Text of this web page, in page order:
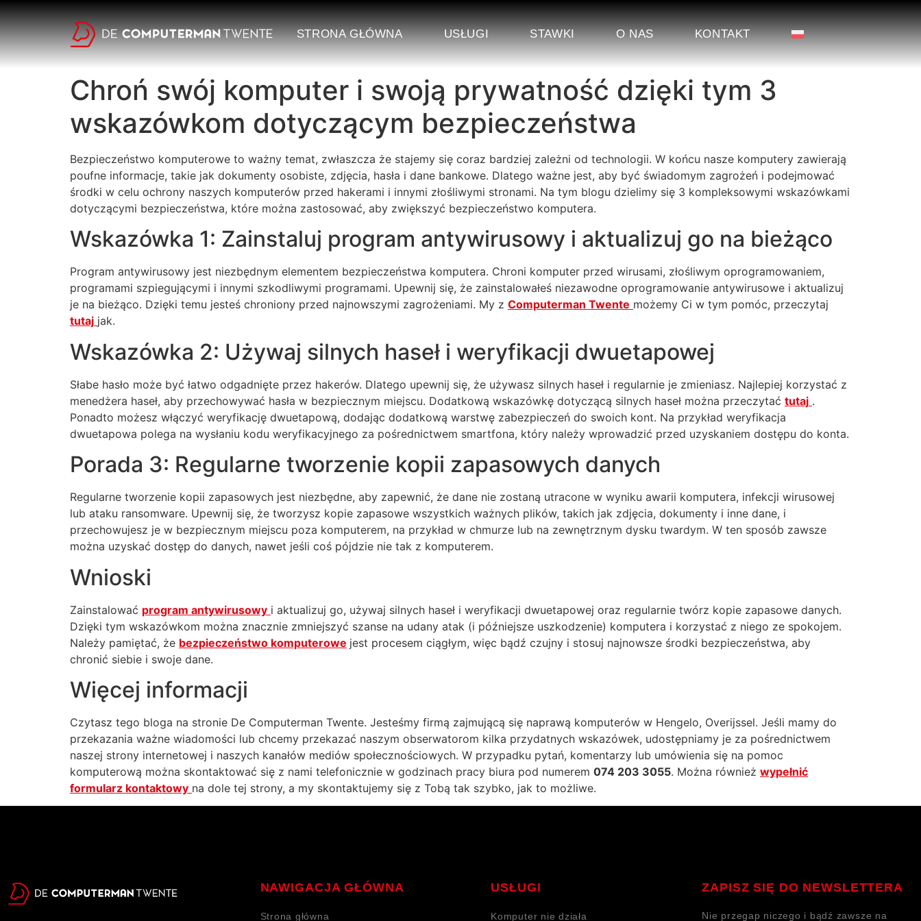
STRONA GŁÓWNA USŁUGI STAWKI O NAS KONTAKT
Chroń swój komputer i swoją prywatność dzięki tym 3
wskazówkom dotyczącym bezpieczeństwa
Bezpieczeństwo komputerowe to ważny temat, zwłaszcza że stajemy się coraz bardziej zależni od technologii. W końcu nasze komputery zawierają
poufne informacje, takie jak dokumenty osobiste, zdjęcia, hasła i dane bankowe. Dlatego ważne jest, aby być świadomym zagrożeń i podejmować
środki w celu ochrony naszych komputerów przed hakerami i innymi złośliwymi stronami. Na tym blogu dzielimy się 3 kompleksowymi wskazówkami
dotyczącymi bezpieczeństwa, które można zastosować, aby zwiększyć bezpieczeństwo komputera.
Wskazówka 1: Zainstaluj program antywirusowy i aktualizuj go na bieżąco
Program antywirusowy jest niezbędnym elementem bezpieczeństwa komputera. Chroni komputer przed wirusami, złośliwym oprogramowaniem,
programami szpiegującymi i innymi szkodliwymi programami. Upewnij się, że zainstalowałeś niezawodne oprogramowanie antywirusowe i aktualizuj
je na bieżąco. Dzięki temu jesteś chroniony przed najnowszymi zagrożeniami. My z Computerman Twente możemy Ci w tym pomóc, przeczytaj
tutaj jak.
Wskazówka 2: Używaj silnych haseł i weryfikacji dwuetapowej
Słabe hasło może być łatwo odgadnięte przez hakerów. Dlatego upewnij się, że używasz silnych haseł i regularnie je zmieniasz. Najlepiej korzystać z
menedżera haseł, aby przechowywać hasła w bezpiecznym miejscu. Dodatkową wskazówkę dotyczącą silnych haseł można przeczytać tutaj .
Ponadto możesz włączyć weryfikację dwuetapową, dodając dodatkową warstwę zabezpieczeń do swoich kont. Na przykład weryfikacja
dwuetapowa polega na wysłaniu kodu weryfikacyjnego za pośrednictwem smartfona, który należy wprowadzić przed uzyskaniem dostępu do konta.
Porada 3: Regularne tworzenie kopii zapasowych danych
Regularne tworzenie kopii zapasowych jest niezbędne, aby zapewnić, że dane nie zostaną utracone w wyniku awarii komputera, infekcji wirusowej
lub ataku ransomware. Upewnij się, że tworzysz kopie zapasowe wszystkich ważnych plików, takich jak zdjęcia, dokumenty i inne dane, i
przechowujesz je w bezpiecznym miejscu poza komputerem, na przykład w chmurze lub na zewnętrznym dysku twardym. W ten sposób zawsze
można uzyskać dostęp do danych, nawet jeśli coś pójdzie nie tak z komputerem.
Wnioski
Zainstalować program antywirusowy i aktualizuj go, używaj silnych haseł i weryfikacji dwuetapowej oraz regularnie twórz kopie zapasowe danych.
Dzięki tym wskazówkom można znacznie zmniejszyć szanse na udany atak (i późniejsze uszkodzenie) komputera i korzystać z niego ze spokojem.
Należy pamiętać, że bezpieczeństwo komputerowe jest procesem ciągłym, więc bądź czujny i stosuj najnowsze środki bezpieczeństwa, aby
chronić siebie i swoje dane.
Więcej informacji
Czytasz tego bloga na stronie De Computerman Twente. Jesteśmy firmą zajmującą się naprawą komputerów w Hengelo, Overijssel. Jeśli mamy do
przekazania ważne wiadomości lub chcemy przekazać naszym obserwatorom kilka przydatnych wskazówek, udostępniamy je za pośrednictwem
naszej strony internetowej i naszych kanałów mediów społecznościowych. W przypadku pytań, komentarzy lub umówienia się na pomoc
komputerową można skontaktować się z nami telefonicznie w godzinach pracy biura pod numerem 074 203 3055. Można również wypełnić
formularz kontaktowy na dole tej strony, a my skontaktujemy się z Tobą tak szybko, jak to możliwe.
NAWIGACJA GŁÓWNA
Strona główna
USŁUGI
Komputer nie działa
ZAPISZ SIĘ DO NEWSLETTERA
Nie przegap niczego i bądź zawsze na